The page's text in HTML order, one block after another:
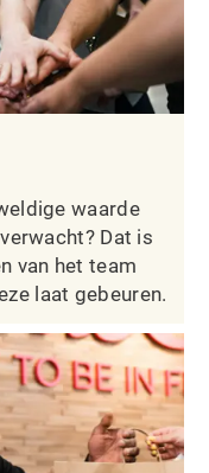
waarde
Dat is
van het team
laat gebeuren.